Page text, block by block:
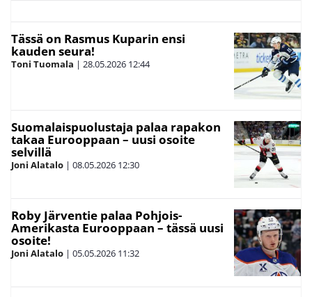
Tässä on Rasmus Kuparin ensi
kauden seura!
Toni Tuomala | 28.05.2026 12:44
Suomalaispuolustaja palaa rapakon
takaa Eurooppaan – uusi osoite
selvillä
Joni Alatalo | 08.05.2026 12:30
Roby Järventie palaa Pohjois-
Amerikasta Eurooppaan – tässä uusi
osoite!
Joni Alatalo | 05.05.2026 11:32